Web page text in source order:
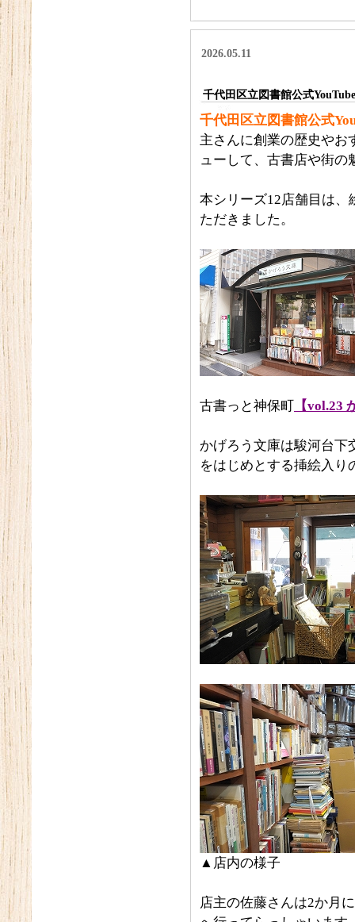
2026.05.11
千代田区立図書館公式
千代田区立図書館公式
主さんに創業の歴史やお
ューして、古書店や街の
本シリーズ12店舗目は、
ただきました。
古書っと神保町 【vol.23
かげろう文庫は駿河台下
をはじめとする挿絵入り
▲店内の様子
店主の佐藤さんは2か月